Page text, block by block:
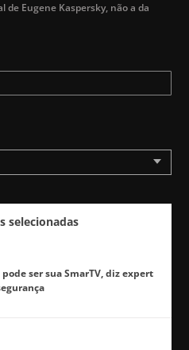
de Eugene Kaspersky, não a da
selecionadas
ser sua SmarTV, diz expert